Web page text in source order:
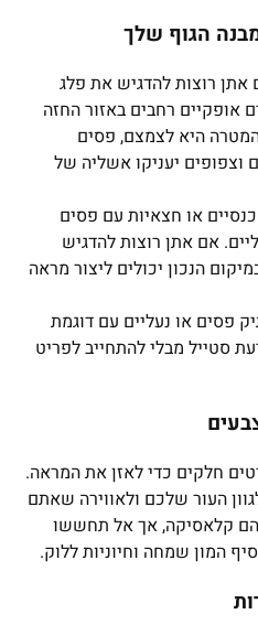
הגוף שלך
אתן רוצות להדגיש את פלג
אופקיים רחבים באזור החזה
היא לצמצם, פסים
וצפופים יעניקו אשליה של
או חצאיות עם פסים
אם אתן רוצות להדגיש
הנכון יכולים ליצור מראה
פסים או נעליים עם דוגמת
סטייל מבלי להתחייב לפריט
חלקים כדי לאזן את המראה.
העור שלכם ולאווירה שאתם
הם קלאסיקה, אך אל תחששו
המון שמחה וחיוניות ללוק.